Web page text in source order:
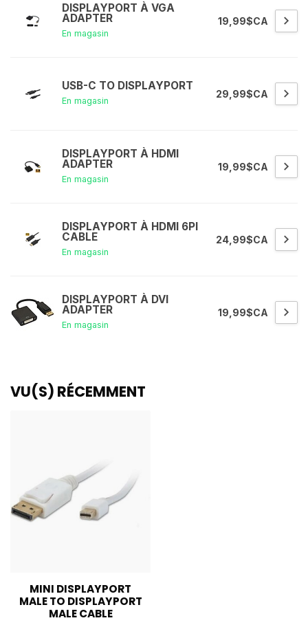
DISPLAYPORT À VGA
ADAPTER
En magasin
19,99$CA
USB-C TO DISPLAYPORT
En magasin
29,99$CA
DISPLAYPORT À HDMI
ADAPTER
En magasin
19,99$CA
DISPLAYPORT À HDMI 6PI
CABLE
En magasin
24,99$CA
DISPLAYPORT À DVI
ADAPTER
En magasin
19,99$CA
VU(S) RÉCEMMENT
MINI DISPLAYPORT
MALE TO DISPLAYPORT
MALE CABLE